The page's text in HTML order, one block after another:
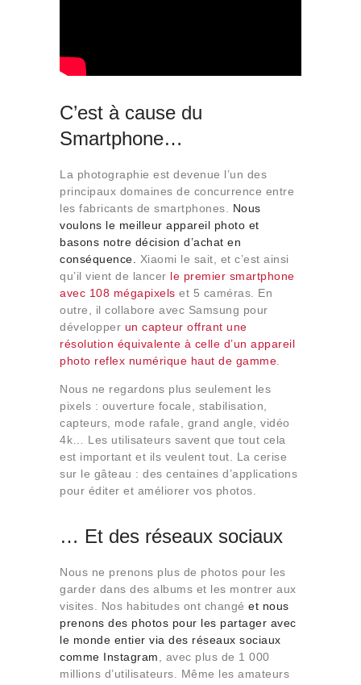
C’est à cause du
Smartphone…
La photographie est devenue l’un des
principaux domaines de concurrence entre
les fabricants de smartphones. Nous
voulons le meilleur appareil photo et
basons notre décision d’achat en
conséquence.
Xiaomi le sait, et c’est ainsi
qu’il vient de lancer le premier smartphone
avec 108 mégapixels et 5 caméras. En
outre, il collabore avec Samsung pour
développer un capteur offrant une
résolution équivalente à celle d’un appareil
photo reflex numérique haut de gamme
Nous ne regardons plus seulement les
pixels : ouverture focale, stabilisation,
capteurs, mode rafale, grand angle, vidéo
4k… Les utilisateurs savent que tout cela
est important et ils veulent tout. La cerise
sur le gâteau : des centaines d’applications
pour éditer et améliorer vos photos.
… Et des réseaux sociaux
Nous ne prenons plus de photos pour les
garder dans des albums et les montrer aux
visites. Nos habitudes ont changé et nous
prenons des photos pour les partager avec
le monde entier via des réseaux sociaux
comme Instagram , avec plus de 1 000
millions d’utilisateurs. Même les amateurs